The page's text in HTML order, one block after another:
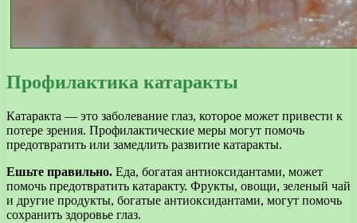
Профилактика катаракты
Катаракта — это заболевание глаз, которое может привести к
потере зрения. Профилактические меры могут помочь
предотвратить или замедлить развитие катаракты.
Ешьте правильно. Еда, богатая антиоксидантами, может
помочь предотвратить катаракту. Фрукты, овощи, зеленый чай
и другие продукты, богатые антиоксидантами, могут помочь
сохранить здоровье глаз.